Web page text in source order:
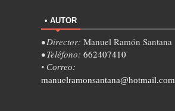
• AUTOR
• Director: Manuel Ramón Santana
• Teléfono: 662407410
• Correo:
manuelramonsantana@hotmail.com